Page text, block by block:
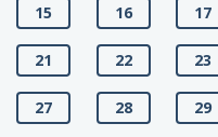
15 16 17
21 22 23
27 28 29